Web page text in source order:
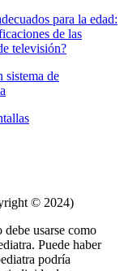
para la edad:
de las
televisión?
sistema de
© 2024)
usarse como
Puede haber
podría